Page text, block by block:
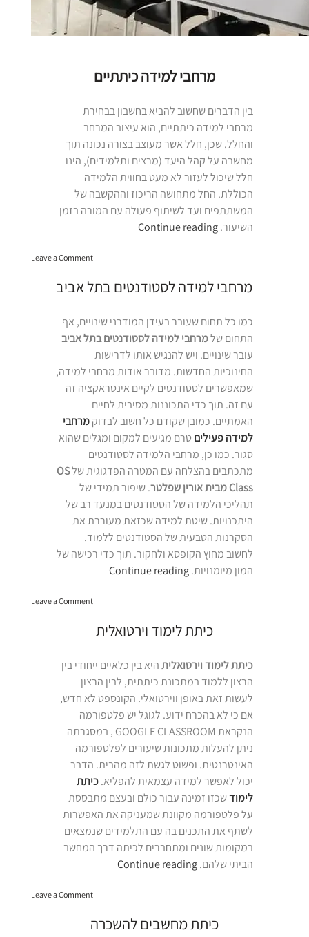
מרחבי למידה כיתתיים
בין הדברים שחשוב להביא בחשבון בבחירת
מרחבי למידה כיתתיים, הוא עיצוב המרחב
והחלל. שכן, חלל אשר מעוצב בצורה נכונה תוך
מחשבה על קהל היעד (מרצים ותלמידים), הינו
חלל שיכול לעזור לא מעט בחווית הלמידה
הכוללת. החל מתחושה הריכוז וההקשבה של
המשתתפים ועד לשיתוף פעולה עם המורה בזמן
השיעור. Continue reading“מרחבי
Leave a Commenton
כיתתיים
מרחבי למידה לסטודנטים בתל אביב
כמו כל תחום שעובר בעידן המודרני שינויים, אף
התחום שלמרחבי למידה לסטודנטים בתל אביב
עובר שינויים. ויש להנגיש אותו לדרישות
החינוכיות החדשות. מדובר אודות מרחבי למידה,
שמאפשרים לסטודנטים לקיים אינטראקציה זה
עם זה. תוך כדי התכוננות מסיבית לחיים
האמתיים. כמובן שקודם כל חשוב לבדוק מרחבי
למידה פעילים טרם מגיעים למקום ומגלים שהוא
סגור. כמו כן, מרחבי הלמידה לסטודנטים
מתכתבים בהצלחה עם המטרה הפדגוגית שלOS
Class מבית אורין שפלטר
. שיפור תמידי של
תהליכי הלמידה של הסטודנטים במנעד רב של
היתכנויות. שיטת למידה שכזאת מעוררת את
הסקרנות הטבעית של הסטודנטים ללמוד.
לחשוב מחוץ הקופסא ולחקור. תוך כדי רכישה של
המון מיומנויות. Continue reading“מרחבי
לסטודנטים
אביב”
Leave a Commenton
למידה
לסטודנטים
כיתת לימוד וירטואלית
כיתת לימוד וירטואלית היא בין כלאיים ייחודי בין
הרצון ללמוד במתכונת כיתתית, לבין הרצון
לעשות זאת באופן ווירטואלי. הקונספט לא חדש,
אם כי לא בהכרח ידוע. לגוגל יש פלטפורמה
הנקראת GOOGLE CLASSROOM , במסגרתה
ניתן להעלות מתכונות שיעורים לפלטפורמה
האינטרנטית. ופשוט לגשת לזה מהבית. הדבר
יכול לאפשר למידה עצמאית להפליא. כיתת
לימודשכזו זמינה עבור כולם ובעצם מתבססת
על פלטפורמה מקוונת שמעניקה את האפשרות
לשתף את התכנים בה עם התלמידים שנמצאים
במקומות שונים ומתחברים לכיתה דרך המחשב
הביתי שלהם. Continue reading“כיתת
וירטואלית”Leave a Commenton
וירטואלית
כיתת מחשבים להשכרה